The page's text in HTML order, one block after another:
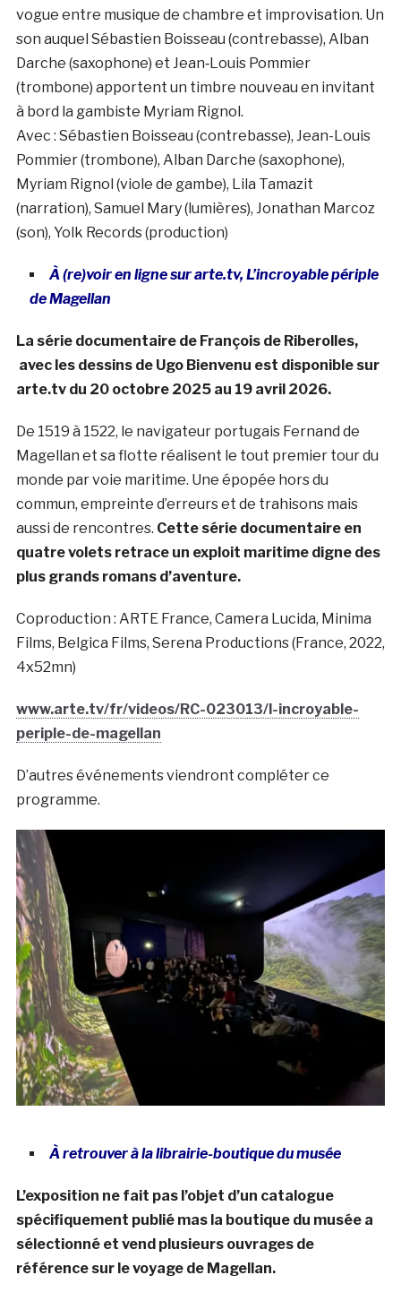
vogue entre musique de chambre et improvisation. Un
son auquel Sébastien Boisseau (contrebasse), Alban
Darche (saxophone) et Jean‑Louis Pommier
(trombone) apportent un timbre nouveau en invitant
à bord la gambiste Myriam Rignol.
Avec : Sébastien Boisseau (contrebasse), Jean-Louis
Pommier (trombone), Alban Darche (saxophone),
Myriam Rignol (viole de gambe), Lila Tamazit
(narration), Samuel Mary (lumières), Jonathan Marcoz
(son), Yolk Records (production)
À (re)voir en ligne sur arte.tv, L’incroyable périple
de Magellan
La série documentaire de François de Riberolles,
avec les dessins de Ugo Bienvenu est disponible sur
arte.tv du 20 octobre 2025 au 19 avril 2026.
De 1519 à 1522, le navigateur portugais Fernand de
Magellan et sa flotte réalisent le tout premier tour du
monde par voie maritime. Une épopée hors du
commun, empreinte d’erreurs et de trahisons mais
aussi de rencontres. Cette série documentaire en
quatre volets retrace un exploit maritime digne des
plus grands romans d’aventure.
Coproduction : ARTE France, Camera Lucida, Minima
Films, Belgica Films, Serena Productions (France, 2022,
4x52mn)
www.arte.tv/fr/videos/RC-023013/l-incroyable-
periple-de-magellan
D’autres événements viendront compléter ce
programme.
À retrouver à la librairie-boutique du musée
L’exposition ne fait pas l’objet d’un catalogue
spécifiquement publié mas la boutique du musée a
sélectionné et vend plusieurs ouvrages de
référence sur le voyage de Magellan.